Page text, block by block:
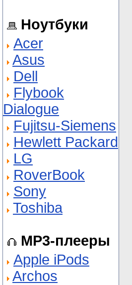
Ноутбуки
Acer
Asus
Dell
Flybook
Dialogue
Fujitsu-Siemens
Hewlett Packard
LG
RoverBook
Sony
Toshiba
MP3-плееры
Apple iPods
Archos